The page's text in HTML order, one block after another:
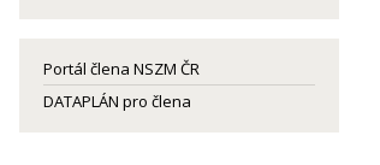
Portál člena NSZM ČR
DATAPLÁN pro člena